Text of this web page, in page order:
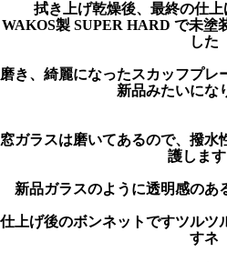
拭き上げ乾燥後、最終の仕
WAKOS製 SUPER HARD で未塗
した
磨き、綺麗になったスカッフプレ
新品みたいに
窓ガラスは磨いてあるので、撥水
護しま
新品ガラスのように透明感の
仕上げ後のボンネットですツルツ
すネ